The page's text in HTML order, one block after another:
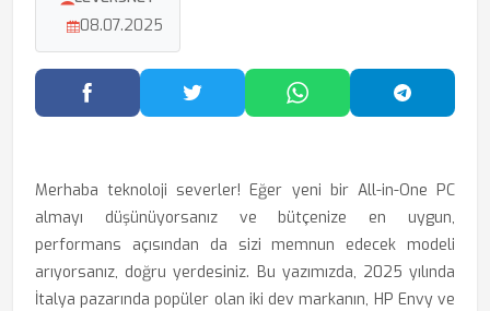
08.07.2025
Facebook'ta PaylaşTwitter'da PaylaşWhatsApp'ta Paylaş
Merhaba teknoloji severler! Eğer yeni bir All-in-One PC
almayı düşünüyorsanız ve bütçenize en uygun,
performans açısından da sizi memnun edecek modeli
arıyorsanız, doğru yerdesiniz. Bu yazımızda, 2025 yılında
İtalya pazarında popüler olan iki dev markanın, HP Envy ve